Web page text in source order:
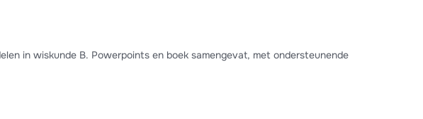
in wiskunde B. Powerpoints en boek samengevat, met ondersteunende